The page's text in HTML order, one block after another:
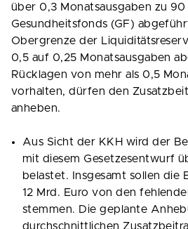
über 0,3 Monatsausgaben zu
Gesundheitsfonds (GF)
Obergrenze der
0,5 auf 0,25 Monatsausgaben
Rücklagen von mehr als 0,5
vorhalten, dürfen den
anheben.
Aus Sicht der KKH wird der
mit diesem Gesetzesentwurf
belastet. Insgesamt sollen die
12 Mrd. Euro von den
stemmen. Die geplante
durchschnittlichen